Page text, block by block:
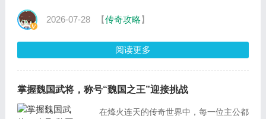
+3，隐藏属性：怒
2026-07-28 【传奇攻略】
阅读更多
掌握魏国武将，称号“魏国之王”迎接挑战
在烽火连天的传奇世界中，每一位主公都